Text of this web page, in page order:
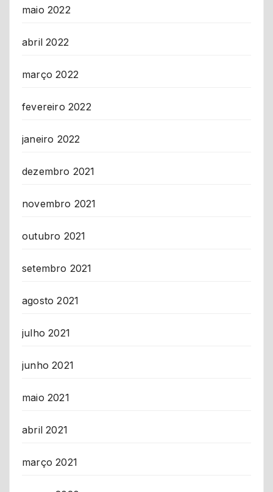
maio 2022
abril 2022
março 2022
fevereiro 2022
janeiro 2022
dezembro 2021
novembro 2021
outubro 2021
setembro 2021
agosto 2021
julho 2021
junho 2021
maio 2021
abril 2021
março 2021